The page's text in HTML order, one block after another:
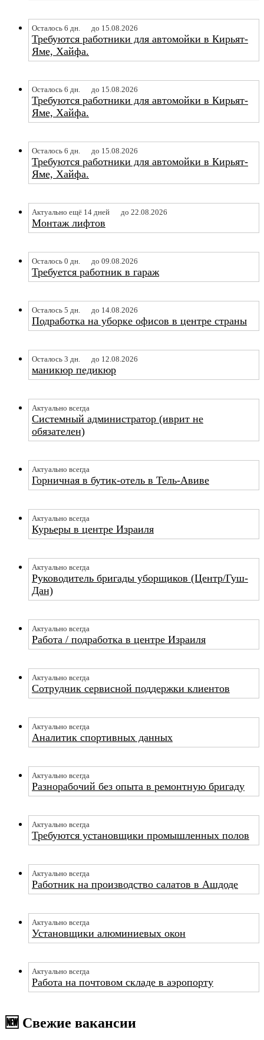
Осталось 6 дн. до 15.08.2026
Требуются работники для автомойки в Кирьят-
Яме, Хайфа.
Осталось 6 дн. до 15.08.2026
Требуются работники для автомойки в Кирьят-
Яме, Хайфа.
Осталось 6 дн. до 15.08.2026
Требуются работники для автомойки в Кирьят-
Яме, Хайфа.
Актуально ещё 14 дней до 22.08.2026
Монтаж лифтов
Осталось 0 дн. до 09.08.2026
Требуется работник в гараж
Осталось 5 дн. до 14.08.2026
Подработка на уборке офисов в центре страны
Осталось 3 дн. до 12.08.2026
маникюр педикюр
Актуально всегда
Системный администратор (иврит не
обязателен)
Актуально всегда
Горничная в бутик-отель в Тель-Авиве
Актуально всегда
Курьеры в центре Израиля
Актуально всегда
Руководитель бригады уборщиков (Центр/Гуш-
Дан)
Актуально всегда
Работа / подработка в центре Израиля
Актуально всегда
Сотрудник сервисной поддержки клиентов
Актуально всегда
Аналитик спортивных данных
Актуально всегда
Разнорабочий без опыта в ремонтную бригаду
Актуально всегда
Требуются установщики промышленных полов
Актуально всегда
Работник на производство салатов в Ашдоде
Актуально всегда
Установщики алюминиевых окон
Актуально всегда
Работа на почтовом складе в аэропорту
🆕 Свежие вакансии